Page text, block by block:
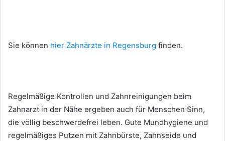
Sie können hier Zahnärzte in Regensburg finden.
Regelmäßige Kontrollen und Zahnreinigungen beim
Zahnarzt in der Nähe ergeben auch für Menschen Sinn,
die völlig beschwerdefrei leben. Gute Mundhygiene und
regelmäßiges Putzen mit Zahnbürste, Zahnseide und